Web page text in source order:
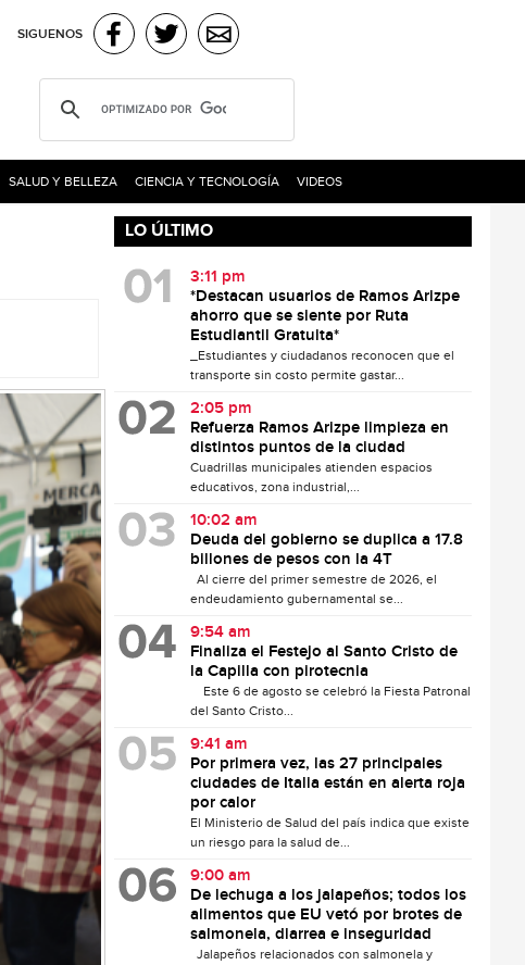
SIGUENOS
SALUD Y BELLEZA CIENCIA Y TECNOLOGÍA VIDEOS
LO ÚLTIMO
3:11 pm
*Destacan usuarios de Ramos Arizpe
ahorro que se siente por Ruta
Estudiantil Gratuita*
_Estudiantes y ciudadanos reconocen que el
transporte sin costo permite gastar...
2:05 pm
Refuerza Ramos Arizpe limpieza en
distintos puntos de la ciudad
Cuadrillas municipales atienden espacios
educativos, zona industrial,...
10:02 am
Deuda del gobierno se duplica a 17.8
billones de pesos con la 4T
Al cierre del primer semestre de 2026, el
endeudamiento gubernamental se...
9:54 am
Finaliza el Festejo al Santo Cristo de
la Capilla con pirotecnia
Este 6 de agosto se celebró la Fiesta Patronal
del Santo Cristo...
9:41 am
Por primera vez, las 27 principales
ciudades de Italia están en alerta roja
por calor
El Ministerio de Salud del país indica que existe
un riesgo para la salud de...
9:00 am
De lechuga a los jalapeños; todos los
alimentos que EU vetó por brotes de
salmonela, diarrea e inseguridad
Jalapeños relacionados con salmonela y